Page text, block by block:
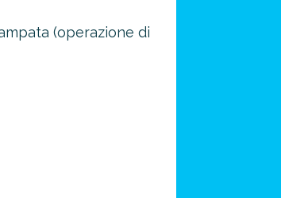
(operazione di